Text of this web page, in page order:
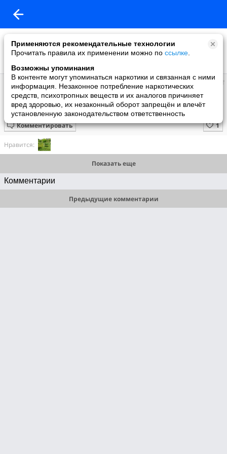
Применяются рекомендательные технологии
Прочитать правила их применении можно по ссылке
Возможны упоминания
В контенте могут упоминаться наркотики и связанная с ними
информация. Незаконное потребление наркотических
средств, психотропных веществ и их аналогов причиняет
вред здоровью, их незаконный оборот запрещён и влечёт
установленную законодательством ответственность
Изида
добавила видео
26.04.2013
Диана Арбенина и Соня Пятница
Комментировать
Нравится:
Показать еще
Комментарии
Предыдущие комментарии